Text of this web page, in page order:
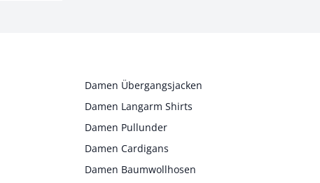
Damen Übergangsjacken
Damen Langarm Shirts
Damen Pullunder
Damen Cardigans
Damen Baumwollhosen